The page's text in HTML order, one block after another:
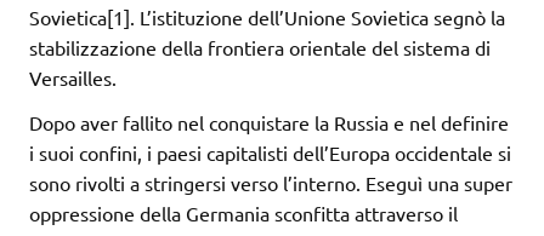
Sovietica[1]. L’istituzione dell’Unione Sovietica segnò la
stabilizzazione della frontiera orientale del sistema di
Versailles.
Dopo aver fallito nel conquistare la Russia e nel definire
i suoi confini, i paesi capitalisti dell’Europa occidentale si
sono rivolti a stringersi verso l’interno. Eseguì una super
oppressione della Germania sconfitta attraverso il